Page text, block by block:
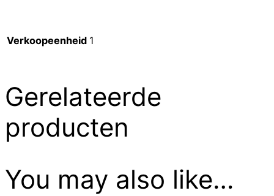
Verkoopeenheid 1
Gerelateerde
producten
You may also like…